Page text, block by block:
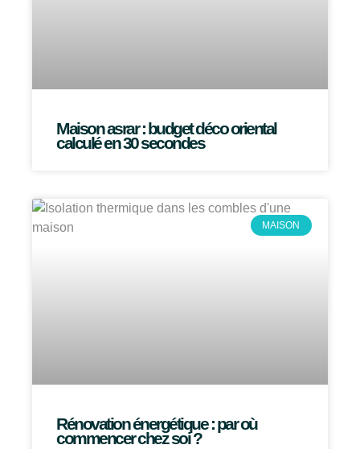
Maison asrar : budget déco oriental
calculé en 30 secondes
MAISON
Rénovation énergétique : par où
commencer chez soi ?